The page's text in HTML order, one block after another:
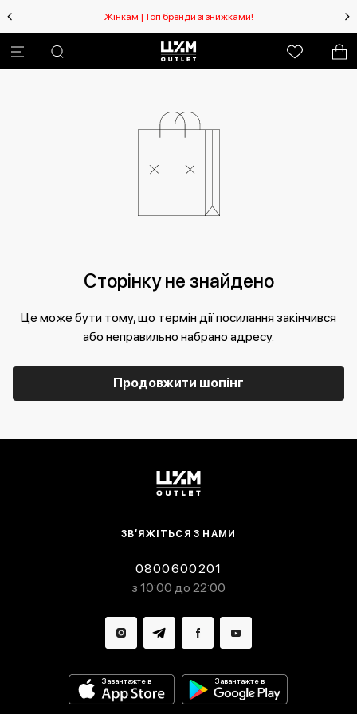
Жінкам | Топ бренди зі знижками!
Сторінку не знайдено
Це може бути тому, що термін дії посилання закінчився
або неправильно набрано адресу.
Продовжити шопінг
ЗВ’ЯЖІТЬСЯ З НАМИ
0800600201
з 10:00 до 22:00
Завантажте в Завантажте в